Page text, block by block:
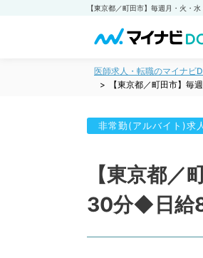
医師求人・転職のマイナビ
【東京都／町田市】
非常勤(アルバイト)求人
【東京都
30分◆日給8